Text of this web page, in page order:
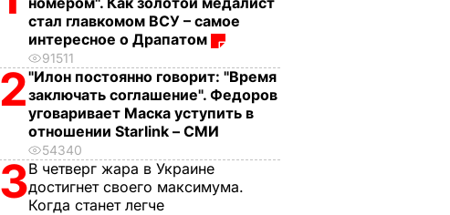
стал главкомом ВСУ – самое
интересное о Драпатом
91511
2"Илон постоянно говорит: "Время
заключать соглашение". Федоров
уговаривает Маска уступить в
отношении Starlink – СМИ
54340
3В четверг жара в Украине
достигнет своего максимума.
Когда станет легче